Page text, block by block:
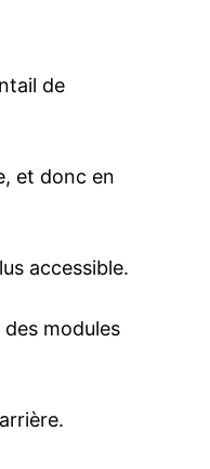
de
et donc en
accessible.
modules